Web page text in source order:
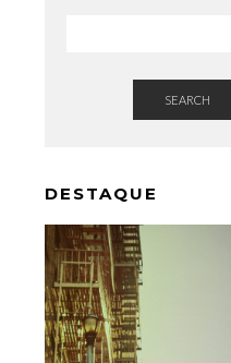
SEARCH
DESTAQUE